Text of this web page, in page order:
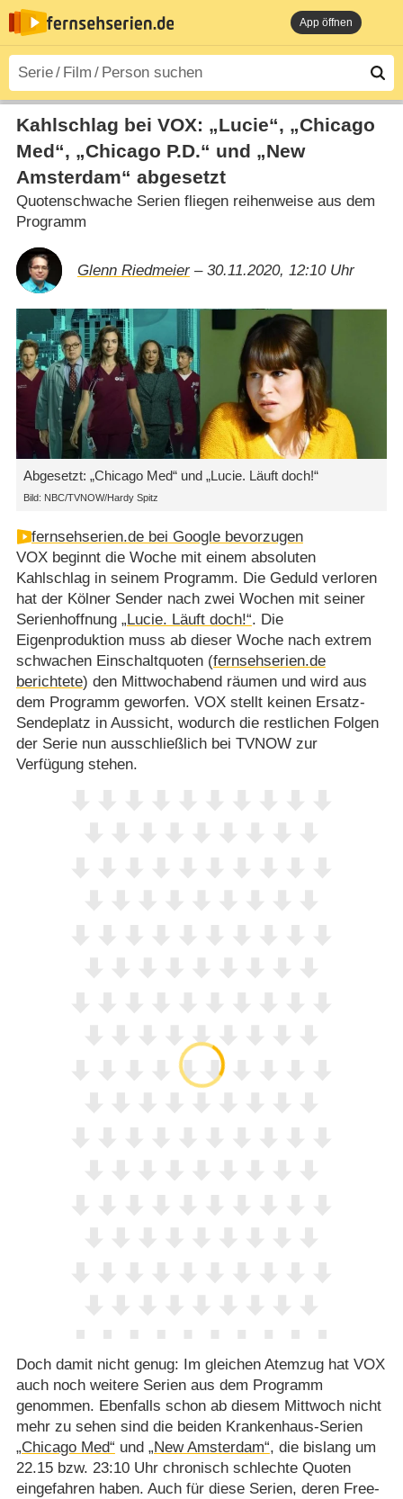
App öffnen
Kahlschlag bei VOX: „Lucie“, „Chicago
Med“, „Chicago P.D.“ und „New
Amsterdam“ abgesetzt
Quotenschwache Serien fliegen reihenweise aus dem
Programm
Glenn Riedmeier– 30.11.2020, 12:10 Uhr
Abgesetzt: „Chicago Med“ und „Lucie. Läuft doch!“
Bild: NBC/TVNOW/Hardy Spitz
fernsehserien.de bei Google bevorzugen
VOX beginnt die Woche mit einem absoluten
Kahlschlag in seinem Programm. Die Geduld verloren
hat der Kölner Sender nach zwei Wochen mit seiner
Serienhoffnung „Lucie. Läuft doch!“. Die
Eigenproduktion muss ab dieser Woche nach extrem
schwachen Einschaltquoten (fernsehserien.de
berichtete) den Mittwochabend räumen und wird aus
dem Programm geworfen. VOX stellt keinen Ersatz-
Sendeplatz in Aussicht, wodurch die restlichen Folgen
der Serie nun ausschließlich bei TVNOW zur
Verfügung stehen.
Doch damit nicht genug: Im gleichen Atemzug hat VOX
auch noch weitere Serien aus dem Programm
genommen. Ebenfalls schon ab diesem Mittwoch nicht
mehr zu sehen sind die beiden Krankenhaus-Serien
„Chicago Med“ und „New Amsterdam“, die bislang um
22.15 bzw. 23:10 Uhr chronisch schlechte Quoten
eingefahren haben. Auch für diese Serien, deren Free-